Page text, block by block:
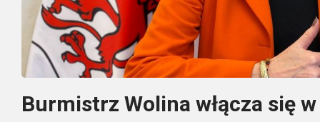
Burmistrz Wolina włącza się